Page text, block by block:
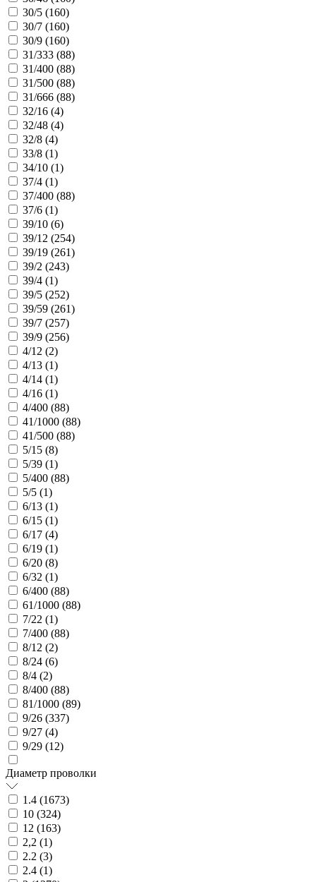
30/5 (160)
30/7 (160)
30/9 (160)
31/333 (88)
31/400 (88)
31/500 (88)
31/666 (88)
32/16 (4)
32/48 (4)
32/8 (4)
33/8 (1)
34/10 (1)
37/4 (1)
37/400 (88)
37/6 (1)
39/10 (6)
39/12 (254)
39/19 (261)
39/2 (243)
39/4 (1)
39/5 (252)
39/59 (261)
39/7 (257)
39/9 (256)
4/12 (2)
4/13 (1)
4/14 (1)
4/16 (1)
4/400 (88)
41/1000 (88)
41/500 (88)
5/15 (8)
5/39 (1)
5/400 (88)
5/5 (1)
6/13 (1)
6/15 (1)
6/17 (4)
6/19 (1)
6/20 (8)
6/32 (1)
6/400 (88)
61/1000 (88)
7/22 (1)
7/400 (88)
8/12 (2)
8/24 (6)
8/4 (2)
8/400 (88)
81/1000 (89)
9/26 (337)
9/27 (4)
9/29 (12)
Диаметр проволки
1.4 (1673)
10 (324)
12 (163)
2,2 (1)
2.2 (3)
2.4 (1)